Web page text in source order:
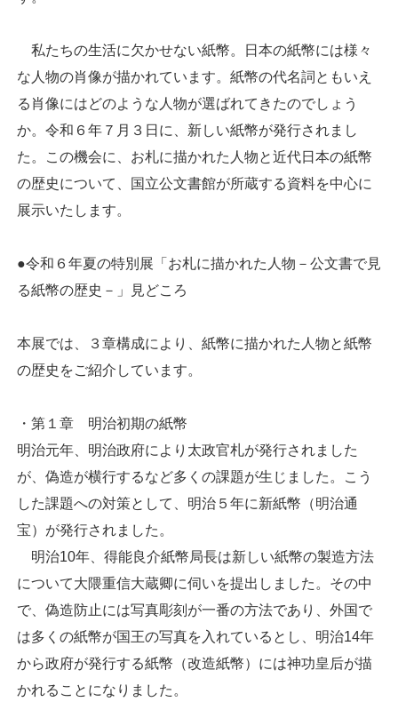
私たちの生活に欠かせない紙幣。日本の紙幣には様々
な人物の肖像が描かれています。紙幣の代名詞ともいえ
る肖像にはどのような人物が選ばれてきたのでしょう
か。令和６年７月３日に、新しい紙幣が発行されまし
た。この機会に、お札に描かれた人物と近代日本の紙幣
の歴史について、国立公文書館が所蔵する資料を中心に
展示いたします。
●令和６年夏の特別展「お札に描かれた人物－公文書で見
る紙幣の歴史－」見どころ
本展では、３章構成により、紙幣に描かれた人物と紙幣
の歴史をご紹介しています。
・第１章 明治初期の紙幣
明治元年、明治政府により太政官札が発行されました
が、偽造が横行するなど多くの課題が生じました。こう
した課題への対策として、明治５年に新紙幣（明治通
宝）が発行されました。
明治10年、得能良介紙幣局長は新しい紙幣の製造方法
について大隈重信大蔵卿に伺いを提出しました。その中
で、偽造防止には写真彫刻が一番の方法であり、外国で
は多くの紙幣が国王の写真を入れているとし、明治14年
から政府が発行する紙幣（改造紙幣）には神功皇后が描
かれることになりました。